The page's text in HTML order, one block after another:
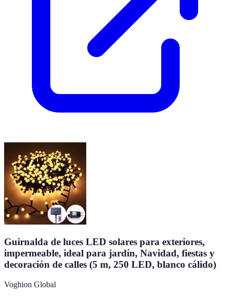
Guirnalda de luces LED solares para exteriores,
impermeable, ideal para jardín, Navidad, fiestas y
decoración de calles (5 m, 250 LED, blanco cálido)
Voghion Global